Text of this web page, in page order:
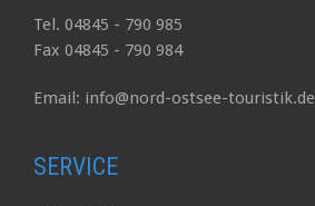
Tel. 04845 - 790 985
Fax 04845 - 790 984
Email: info@nord-ostsee-touristik.de
SERVICE